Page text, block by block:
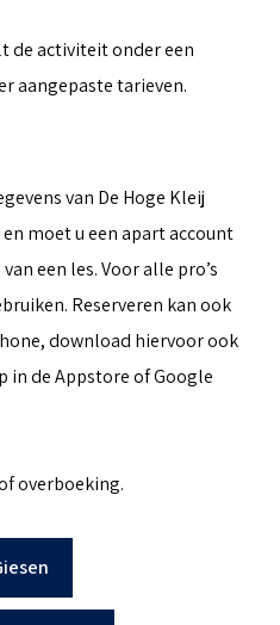
de activiteit onder een
aangepaste tarieven.
van De Hoge Kleij
moet u een apart account
een les. Voor alle pro’s
Reserveren kan ook
download hiervoor ook
in de Appstore of Google
overboeking.